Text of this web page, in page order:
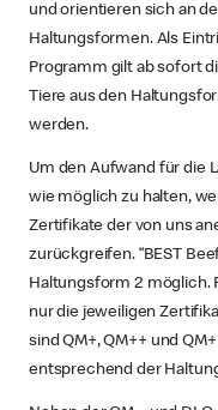
und orientieren sich an
Haltungsformen. Als
Programm gilt ab sofort
Tiere aus den
werden.
Um den Aufwand für die
wie möglich zu halten,
Zertifikate der von uns
zurückgreifen. “BEST
Haltungsform 2 möglich.
nur die jeweiligen
sind QM+, QM++ und
entsprechend der